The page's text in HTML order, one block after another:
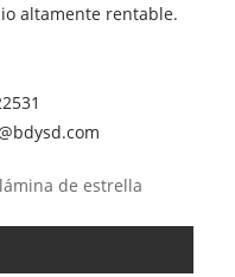
altamente rentable.
de estrella